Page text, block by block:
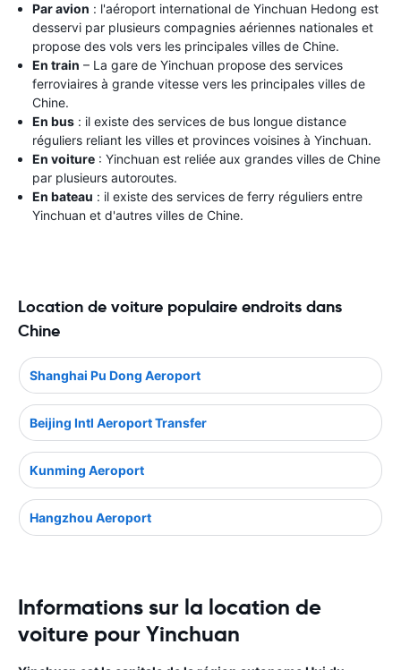
Par avion : l'aéroport international de Yinchuan Hedong est
desservi par plusieurs compagnies aériennes nationales et
propose des vols vers les principales villes de Chine.
En train – La gare de Yinchuan propose des services
ferroviaires à grande vitesse vers les principales villes de
Chine.
En bus : il existe des services de bus longue distance
réguliers reliant les villes et provinces voisines à Yinchuan.
En voiture : Yinchuan est reliée aux grandes villes de Chine
par plusieurs autoroutes.
En bateau : il existe des services de ferry réguliers entre
Yinchuan et d'autres villes de Chine.
Location de voiture populaire endroits dans
Chine
Shanghai Pu Dong Aeroport
Beijing Intl Aeroport Transfer
Kunming Aeroport
Hangzhou Aeroport
Informations sur la location de
voiture pour Yinchuan